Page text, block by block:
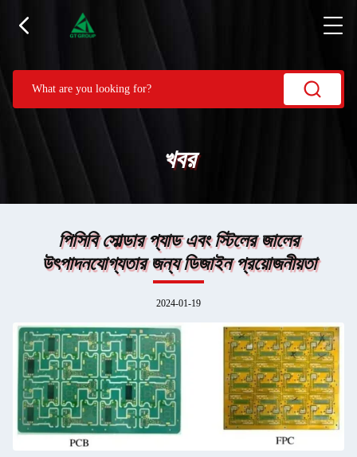
খবর
পিসিবি সোল্ডার প্যাড এবং স্টিলের জালের
উৎপাদনযোগ্যতার জন্য ডিজাইন প্রয়োজনীয়তা
2024-01-19